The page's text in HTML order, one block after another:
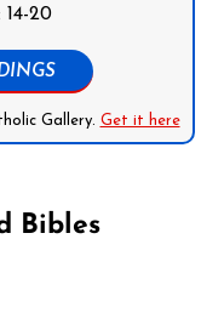
20
Gallery. Get it here
Bibles